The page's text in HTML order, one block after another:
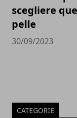
scegliere
pelle
30/09/2023
CATEGORIE